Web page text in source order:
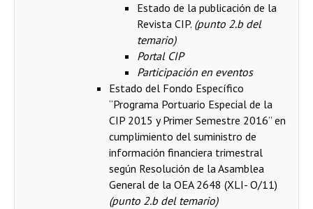
Estado de la publicación de la
Revista CIP. (punto 2.b del
temario)
Portal CIP
Participación en eventos
Estado del Fondo Específico
“Programa Portuario Especial de la
CIP 2015 y Primer Semestre 2016” en
cumplimiento del suministro de
información financiera trimestral
según Resolución de la Asamblea
General de la OEA 2648 (XLI- O/11)
(punto 2.b del temario)